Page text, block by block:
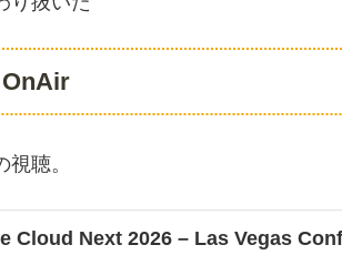
聴。
Cloud Next 2026 – Las Vegas